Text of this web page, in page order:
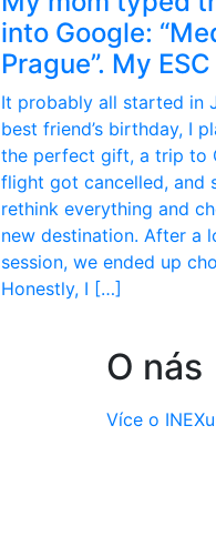
into Google:
Prague”. My
It probably all started in
best friend’s birthday, I
the perfect gift, a trip to
flight got cancelled, and
rethink everything and
new destination. After a
session, we ended up
Honestly, I […]
O nás
Více o INEXu